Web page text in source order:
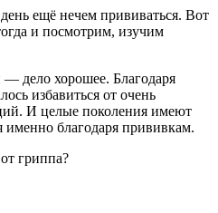
ещё нечем прививаться. Вот
и посмотрим, изучим
дело хорошее. Благодаря
избавиться от очень
И целые поколения имеют
благодаря прививкам.
гриппа?